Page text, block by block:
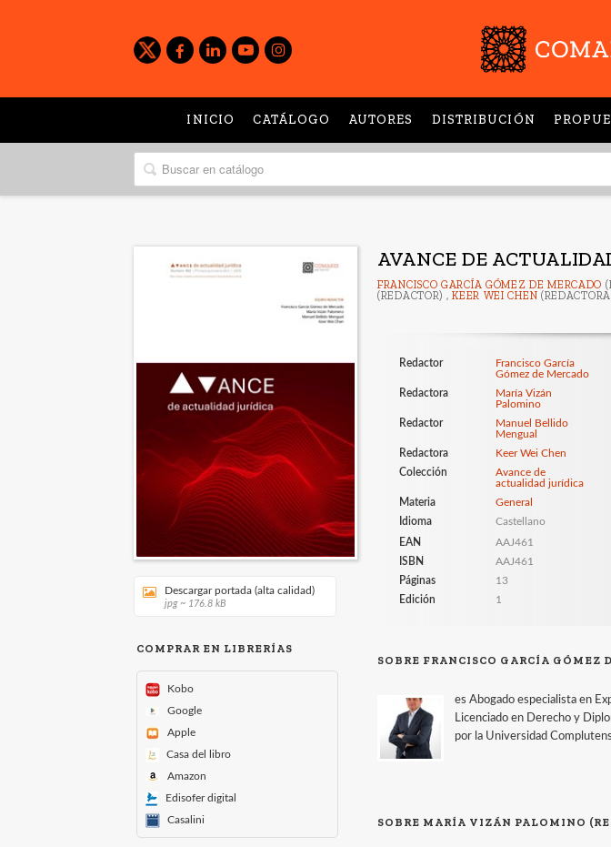
INICIO CATÁLOGO AUTORES DISTRIBUCIÓN
Descargar portada (alta calidad)
jpg ~ 176.8 kB
COMPRAR EN LIBRERÍAS
Kobo
Google
Apple
Casa del libro
Amazon
Edisofer digital
Casalini
AVANCE DE
FRANCISCO GARCÍA GÓMEZ DE MERCADO
(REDACTOR) ,KEER WEI CHEN
Redactor
Francisco García
Gómez de Mercado
Redactora
María Vizán
Palomino
Redactor
Manuel Bellido
Mengual
Redactora
Keer Wei Chen
Colección
Avance de
actualidad jurídica
Materia
General
Idioma
Castellano
EAN
AAJ461
ISBN
AAJ461
Páginas
13
Edición
1
SOBRE FRANCISCO GARCÍA GÓMEZ
es Abogado especialista en
Licenciado en Derecho y
por la Universidad
SOBRE MARÍA VIZÁN PALOMINO